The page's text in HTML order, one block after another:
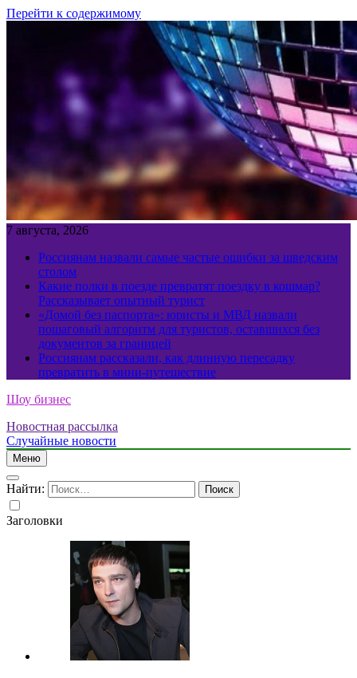
Перейти к содержимому
7 августа, 2026
Россиянам назвали самые частые ошибки за шведским
столом
Какие полки в поезде превратят поездку в кошмар?
Рассказывает опытный турист
«Домой без паспорта»: юристы и МВД назвали
пошаговый алгоритм для туристов, оставшихся без
документов за границей
Россиянам рассказали, как длинную пересадку
превратить в мини-путешествие
Шоу бизнес
Новостная рассылка
Случайные новости
Меню
Найти:
Заголовки